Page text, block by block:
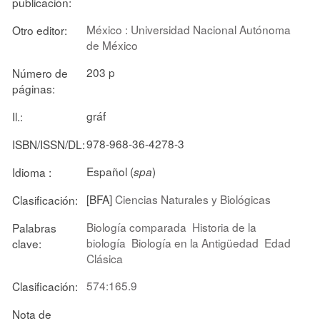
Otro editor:
México : Universidad Nacional Autónoma
de México
Número de
páginas:
203 p
Il.:
gráf
ISBN/ISSN/DL:978-968-36-4278-3
Idioma :
Español (spa)
Clasificación:
[BFA]Ciencias Naturales y Biológicas
Palabras
clave:
Biología comparada Historia de la
biología Biología en la Antigüedad Edad
Clásica
Clasificación: 574:165.9
Nota de